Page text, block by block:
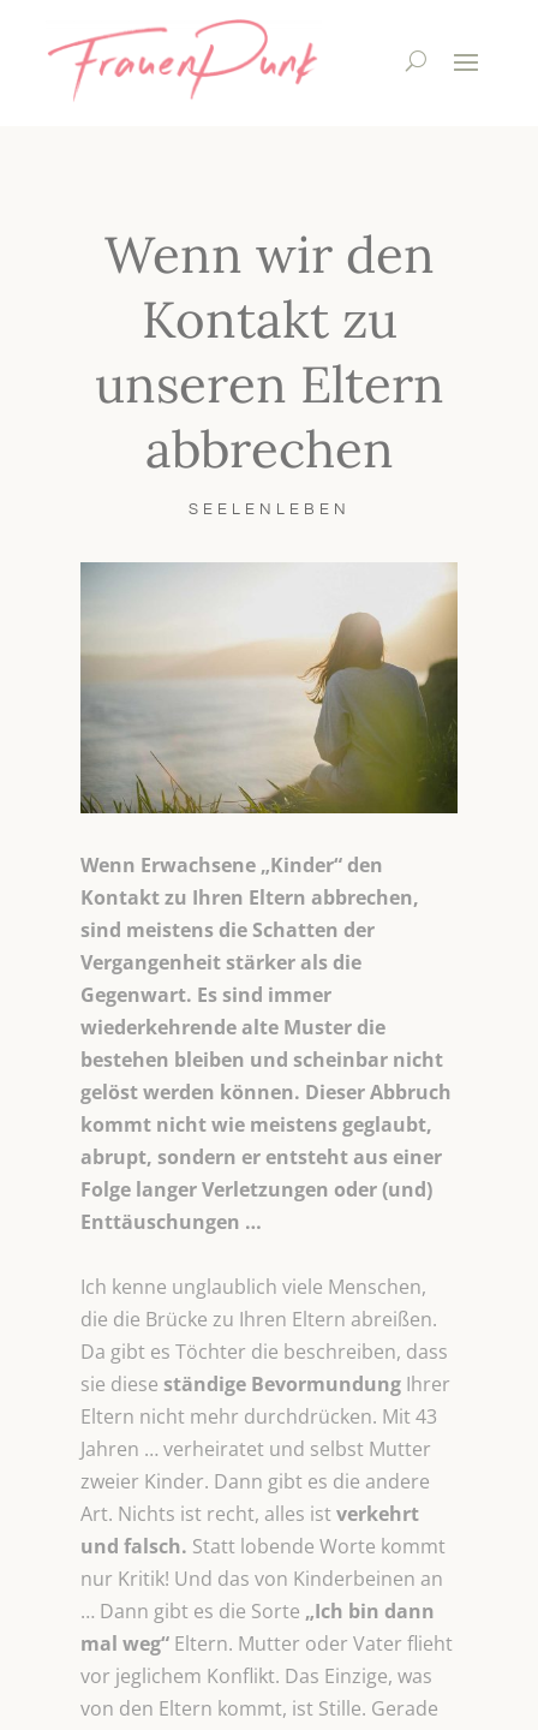
Wenn wir den
Kontakt zu
unseren Eltern
abbrechen
SEELENLEBEN
Wenn Erwachsene „Kinder“ den
Kontakt zu Ihren Eltern abbrechen,
sind meistens die Schatten der
Vergangenheit stärker als die
Gegenwart. Es sind immer
wiederkehrende alte Muster die
bestehen bleiben und scheinbar nicht
gelöst werden können. Dieser Abbruch
kommt nicht wie meistens geglaubt,
abrupt, sondern er entsteht aus einer
Folge langer Verletzungen oder (und)
Enttäuschungen …
Ich kenne unglaublich viele Menschen,
die die Brücke zu Ihren Eltern abreißen.
Da gibt es Töchter die beschreiben, dass
sie diese ständige Bevormundung Ihrer
Eltern nicht mehr durchdrücken. Mit 43
Jahren … verheiratet und selbst Mutter
zweier Kinder. Dann gibt es die andere
Art. Nichts ist recht, alles istverkehrt
und falsch. Statt lobende Worte kommt
nur Kritik! Und das von Kinderbeinen an
… Dann gibt es die Sorte „Ich bin dann
mal weg“ Eltern. Mutter oder Vater flieht
vor jeglichem Konflikt. Das Einzige, was
von den Eltern kommt, ist Stille. Gerade